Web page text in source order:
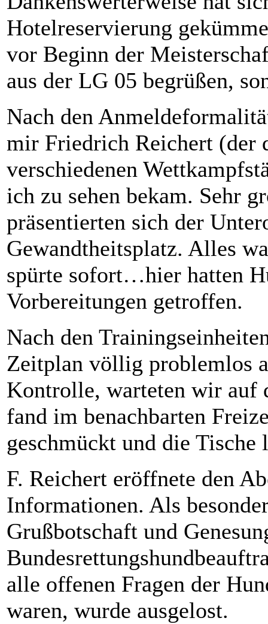
Hotelreservierung
vor Beginn der
aus der LG 05 begrüßen,
Nach den
mir Friedrich Reichert (der
verschiedenen
ich zu sehen bekam. Sehr
präsentierten sich der
Gewandtheitsplatz. Alles
spürte sofort…hier hatten
Vorbereitungen getroffen.
Nach den
Zeitplan völlig problemlos
Kontrolle, warteten wir auf
fand im benachbarten
geschmückt und die
F. Reichert eröffnete den
Informationen. Als
Grußbotschaft und
alle offenen Fragen der
waren, wurde ausgelost.